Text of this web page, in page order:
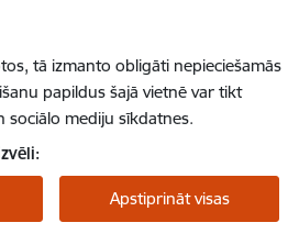
tā izmanto obligāti nepieciešamās
papildus šajā vietnē var tikt
sociālo mediju sīkdatnes.
Apstiprināt visas